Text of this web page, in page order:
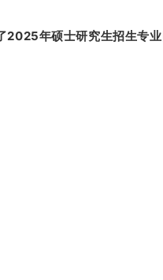
2025年硕士研究生招生专业